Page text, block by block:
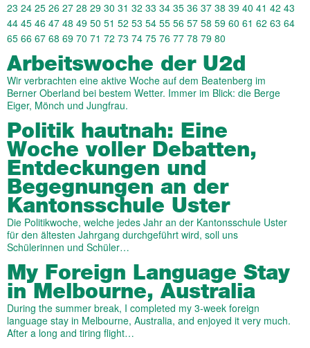
23 24 25 26 27 28 29 30 31 32 33 34 35 36 37 38 39 40 41 42 43
44 45 46 47 48 49 50 51 52 53 54 55 56 57 58 59 60 61 62 63 64
65 66 67 68 69 70 71 72 73 74 75 76 77 78 79 80
Arbeitswoche der U2d
Wir verbrachten eine aktive Woche auf dem Beatenberg im
Berner Oberland bei bestem Wetter. Immer im Blick: die Berge
Eiger, Mönch und Jungfrau.
Politik hautnah: Eine
Woche voller Debatten,
Entdeckungen und
Begegnungen an der
Kantonsschule Uster
Die Politikwoche, welche jedes Jahr an der Kantonsschule Uster
für den ältesten Jahrgang durchgeführt wird, soll uns
Schülerinnen und Schüler…
My Foreign Language Stay
in Melbourne, Australia
During the summer break, I completed my 3-week foreign
language stay in Melbourne, Australia, and enjoyed it very much.
After a long and tiring flight…